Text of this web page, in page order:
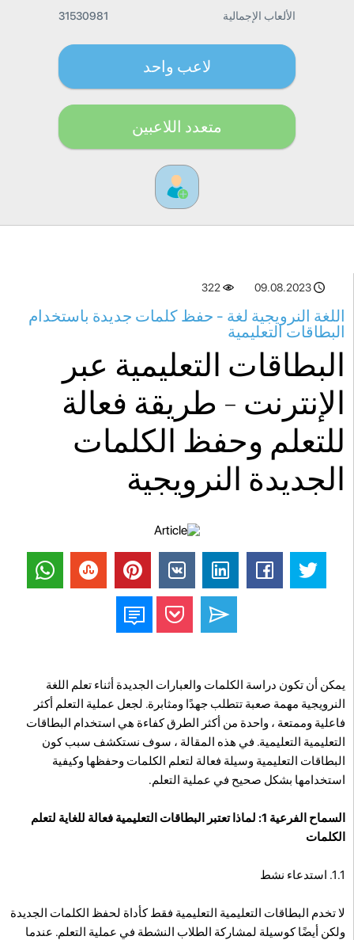
الألعاب الإجمالية 31530981
لاعب واحد
متعدد اللاعبين
09.08.2023
322
اللغة النرويجية لغة - حفظ كلمات جديدة باستخدام
البطاقات التعليمية
البطاقات التعليمية عبر
الإنترنت - طريقة فعالة
للتعلم وحفظ الكلمات
الجديدة النرويجية
يمكن أن تكون دراسة الكلمات والعبارات الجديدة أثناء تعلم اللغة
النرويجية مهمة صعبة تتطلب جهدًا ومثابرة. لجعل عملية التعلم أكثر
فاعلية وممتعة ، واحدة من أكثر الطرق كفاءة هي استخدام البطاقات
التعليمية التعليمية. في هذه المقالة ، سوف نستكشف سبب كون
البطاقات التعليمية وسيلة فعالة لتعلم الكلمات وحفظها وكيفية
استخدامها بشكل صحيح في عملية التعلم.
السماح الفرعية 1: لماذا تعتبر البطاقات التعليمية فعالة للغاية لتعلم
الكلمات
1.1. استدعاء نشط
لا تخدم البطاقات التعليمية التعليمية فقط كأداة لحفظ الكلمات الجديدة
ولكن أيضًا كوسيلة لمشاركة الطلاب النشطة في عملية التعلم. عندما